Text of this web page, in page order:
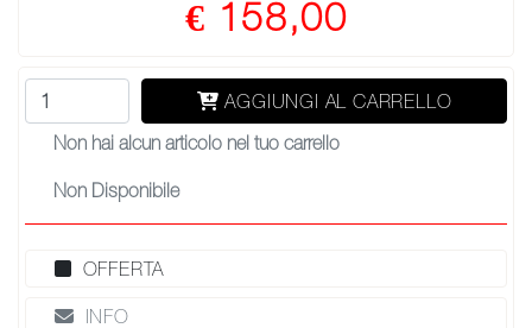
€ 158,00
AGGIUNGI AL CARRELLO
Non hai alcun articolo nel tuo carrello
Non Disponibile
OFFERTA
INFO